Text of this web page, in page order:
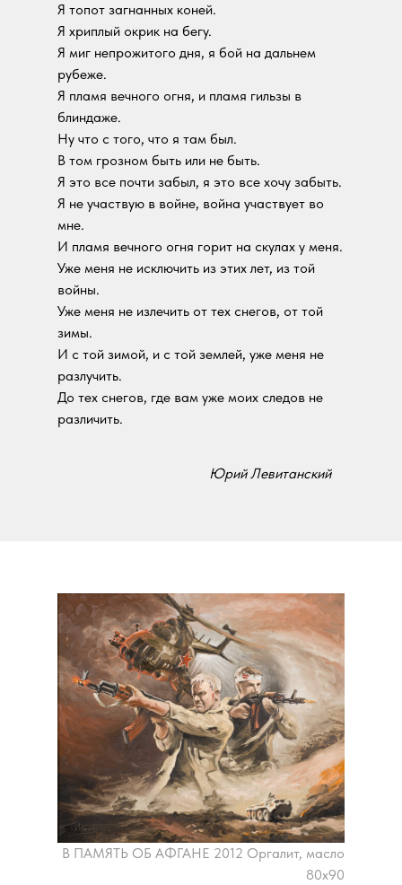
Я топот загнанных коней.
Я хриплый окрик на бегу.
Я миг непрожитого дня, я бой на дальнем
рубеже.
Я пламя вечного огня, и пламя гильзы в
блиндаже.
Ну что с того, что я там был.
В том грозном быть или не быть.
Я это все почти забыл, я это все хочу забыть.
Я не участвую в войне, война участвует во
мне.
И пламя вечного огня горит на скулах у меня.
Уже меня не исключить из этих лет, из той
войны.
Уже меня не излечить от тех снегов, от той
зимы.
И с той зимой, и с той землей, уже меня не
разлучить.
До тех снегов, где вам уже моих следов не
различить.
Юрий Левитанский
В ПАМЯТЬ ОБ АФГАНЕ 2012 Оргалит, масло
80х90